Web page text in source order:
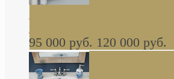
навесное КОМПЛЕКТ
95 000 руб. 120 000 руб.